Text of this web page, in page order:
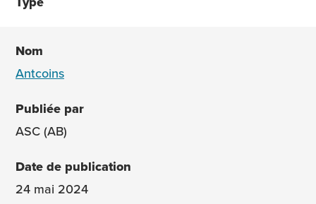
Antcoins
ASC (AB)
24 mai 2024